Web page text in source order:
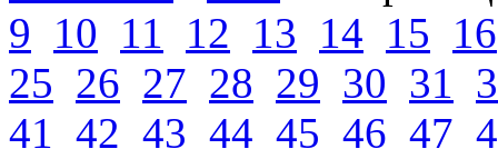
9 10 11 12 13 14 15 16
25 26 27 28 29 30 31
41 42 43 44 45 46 47